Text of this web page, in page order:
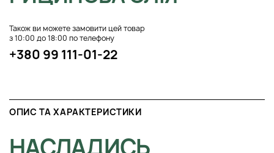
Також ви можете замовити цей товар
з 10:00 до 18:00 по телефону
+380 99 111-01-22
ОПИС ТА ХАРАКТЕРИСТИКИ